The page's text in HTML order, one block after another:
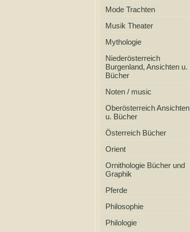
Mode Trachten
Musik Theater
Mythologie
Niederösterreich
Burgenland, Ansichten u.
Bücher
Noten / music
Oberösterreich Ansichten
u. Bücher
Österreich Bücher
Orient
Ornithologie Bücher und
Graphik
Pferde
Philosophie
Philologie